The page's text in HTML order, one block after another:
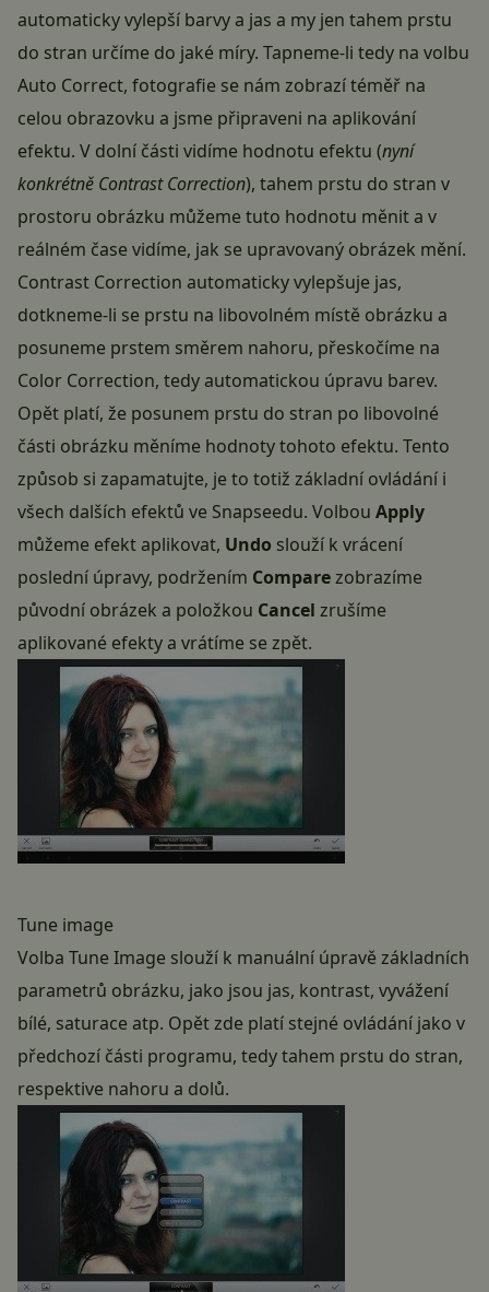
automaticky vylepší barvy a jas a my jen tahem prstu
do stran určíme do jaké míry. Tapneme-li tedy na volbu
Auto Correct, fotografie se nám zobrazí téměř na
celou obrazovku a jsme připraveni na aplikování
efektu. V dolní části vidíme hodnotu efektu (nyní
konkrétně Contrast Correction), tahem prstu do stran v
prostoru obrázku můžeme tuto hodnotu měnit a v
reálném čase vidíme, jak se upravovaný obrázek mění.
Contrast Correction automaticky vylepšuje jas,
dotkneme-li se prstu na libovolném místě obrázku a
posuneme prstem směrem nahoru, přeskočíme na
Color Correction, tedy automatickou úpravu barev.
Opět platí, že posunem prstu do stran po libovolné
části obrázku měníme hodnoty tohoto efektu. Tento
způsob si zapamatujte, je to totiž základní ovládání i
všech dalších efektů ve Snapseedu. Volbou Apply
můžeme efekt aplikovat, Undo slouží k vrácení
poslední úpravy, podržením Comparezobrazíme
původní obrázek a položkou Cancel zrušíme
aplikované efekty a vrátíme se zpět.
Tune image
Volba Tune Image slouží k manuální úpravě základních
parametrů obrázku, jako jsou jas, kontrast, vyvážení
bílé, saturace atp. Opět zde platí stejné ovládání jako v
předchozí části programu, tedy tahem prstu do stran,
respektive nahoru a dolů.